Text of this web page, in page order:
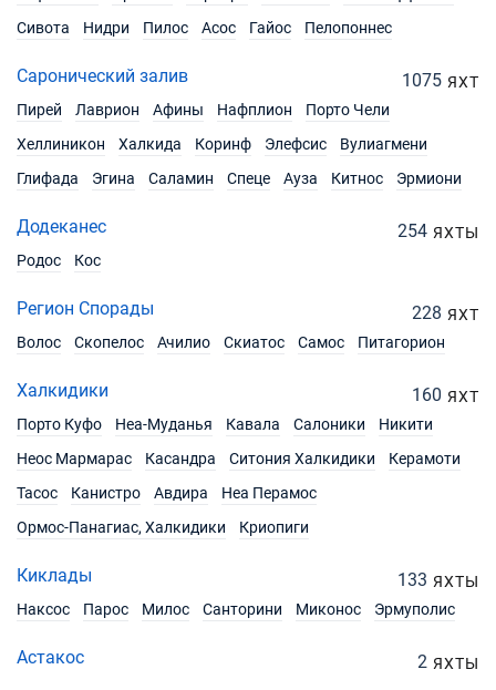
€1710
Забронировать
€1710
Забронировать
€1602
Забронировать
24/07/2027 - 31/07/2027
Забронировать
31/07/2027 - 07/08/2027
07/08/2027 - 14/08/2027 €1710
Сивота
Нидри Пилос Асос Гайос Пелопоннес
Саронический залив 1075 ЯХТ
Пирей
Лаврион Афины Нафплион
Порто Чели
Хеллиникон
Халкида Коринф Элефсис
Вулиагмени
Глифада
Эгина Саламин Спеце Ауза Китнос Эрмиони
Додеканес 254 ЯХТЫ
Родос
Кос
Регион Спорады 228 ЯХТ
Волос
Скопелос Ачилио Скиатос Самос Питагорион
Халкидики 160 ЯХТ
Порто Куфо
Неа-Муданья Кавала Салоники
Никити
Неос Мармарас
Касандра Ситония Халкидики
Керамоти
Тасос
Канистро Авдира
Неа Перамос
Ормос-Панагиас, Халкидики
Криопиги
Киклады 133 ЯХТЫ
Наксос
Парос Милос Санторини Миконос Эрмуполис
Астакос 2 ЯХТЫ